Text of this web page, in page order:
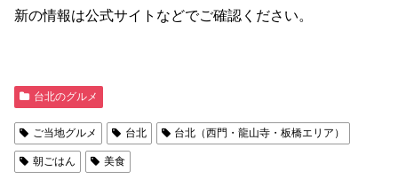
新の情報は公式サイトなどでご確認ください。
台北のグルメ
ご当地グルメ 台北 台北（西門・龍山寺・板橋エリア）
朝ごはん 美食